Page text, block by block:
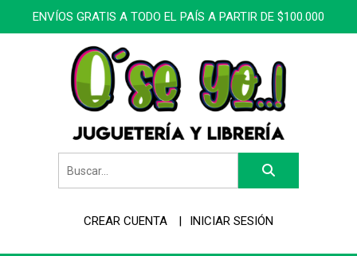
ENVÍOS GRATIS A TODO EL PAÍS A PARTIR DE $100.000
CREAR CUENTA INICIAR SESIÓN